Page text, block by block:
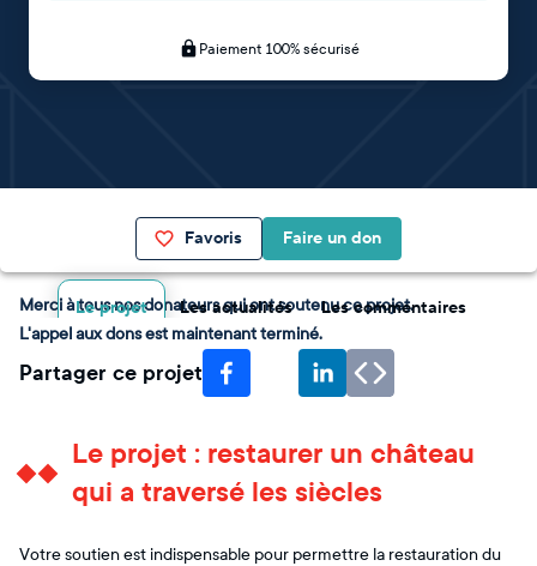
Paiement 100% sécurisé
Favoris Faire un don
Le projet Les actualités Les commentaires
Merci à tous nos donateurs qui ont soutenu ce projet.
L'appel aux dons est maintenant terminé.
Partager ce projet
Le projet : restaurer un château
qui a traversé les siècles
Votre soutien est indispensable pour permettre la restauration du